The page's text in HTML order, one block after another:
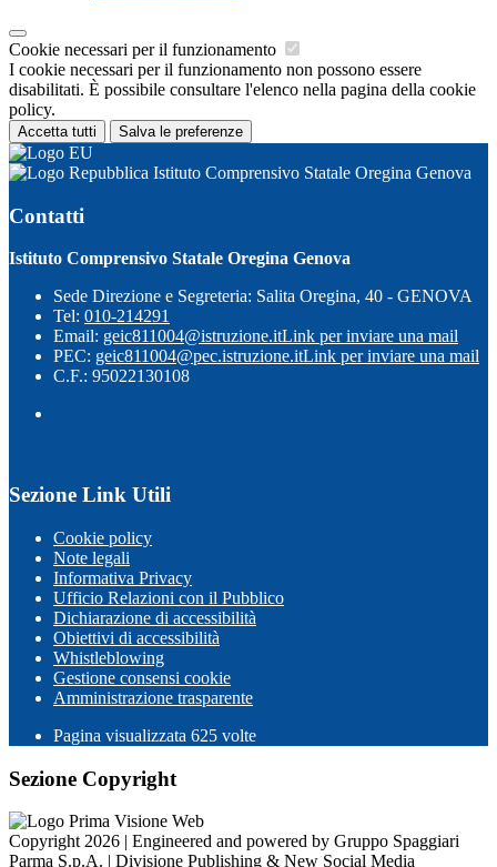
Cookie necessari per il funzionamento
I cookie necessari per il funzionamento non possono essere
disabilitati. È possibile consultare l'elenco nella pagina della cookie
policy.
Accetta tutti Salva le preferenze
Istituto Comprensivo Statale Oregina Genova
Contatti
Istituto Comprensivo Statale Oregina Genova
Sede Direzione e Segreteria: Salita Oregina, 40 - GENOVA
Tel: 010-214291
Email: geic811004@istruzione.itLink per inviare una mail
PEC: geic811004@pec.istruzione.itLink per inviare una mail
C.F.: 95022130108
Sezione Link Utili
Cookie policy
Note legali
Informativa Privacy
Ufficio Relazioni con il Pubblico
Dichiarazione di accessibilità
Obiettivi di accessibilità
Whistleblowing
Gestione consensi cookie
Amministrazione trasparente
Pagina visualizzata 625 volte
Sezione Copyright
Copyright 2026 | Engineered and powered by Gruppo Spaggiari
Parma S.p.A. | Divisione Publishing & New Social Media